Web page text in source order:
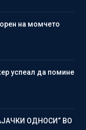
на момчето
успеал да помине
ОДНОСИ“ ВО